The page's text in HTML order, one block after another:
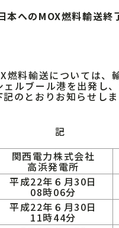
本へのMOX燃料輸送終
料輸送については、
ェルブール港を出発し
のとおりお知らせしま
記
関西電力株式会社
高浜発電所
平成22年６月30日
08時06分
平成22年６月30日
11時44分